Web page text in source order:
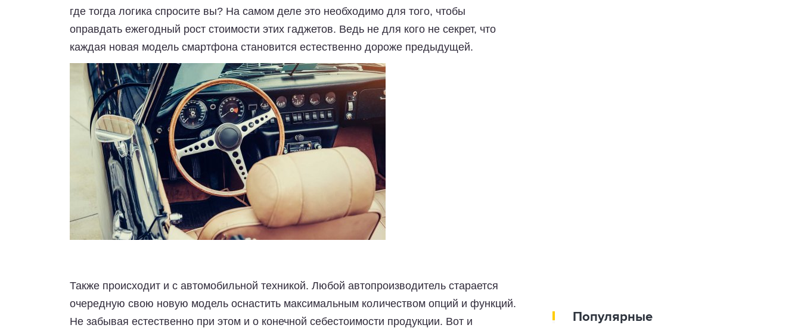
где тогда логика спросите вы? На самом деле это необходимо для того, чтобы
оправдать ежегодный рост стоимости этих гаджетов. Ведь не для кого не секрет, что
каждая новая модель смартфона становится естественно дороже предыдущей.
Также происходит и с автомобильной техникой. Любой автопроизводитель старается
очередную свою новую модель оснастить максимальным количеством опций и функций.
Не забывая естественно при этом и о конечной себестоимости продукции. Вот и
Популярные